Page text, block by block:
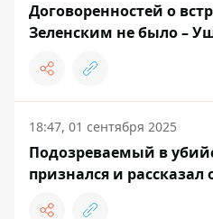
Договоренностей о
Зеленским не было –
18:47, 01 сентября 2025
Подозреваемый в
признался и рассказал